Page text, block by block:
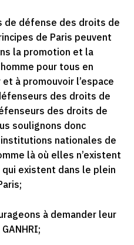
de défense des droits de
de Paris peuvent
la promotion et la
pour tous en
à promouvoir l’espace
des droits de
des droits de
soulignons donc
nationales de
là où elles n’existent
existent dans le plein
à demander leur